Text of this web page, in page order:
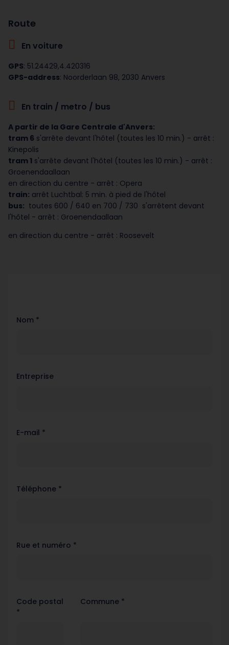
Route
En voiture
GPS: 51.24429,4.420316
GPS-address: Noorderlaan 98, 2030 Anvers
En train / metro / bus
A partir de la Gare Centrale d'Anvers:
tram 6 s'arrête devant l'hôtel (toutes les 10 min.) - arrêt :
Kinepolis
tram 1 s'arrête devant l'hôtel (toutes les 10 min.) - arrêt :
Groenendaallaan
en direction du centre - arrêt : Opera
train: arrêt Luchtbal: 5 min. à pied de l'hôtel
bus: toutes 600 / 640 en 700 / 730 s'arrêtent devant
l'hôtel - arrêt : Groenendaallaan
en direction du centre - arrêt : Roosevelt
Nom *
Entreprise
E-mail *
Téléphone *
Rue et numéro *
Code postal
*
Commune *